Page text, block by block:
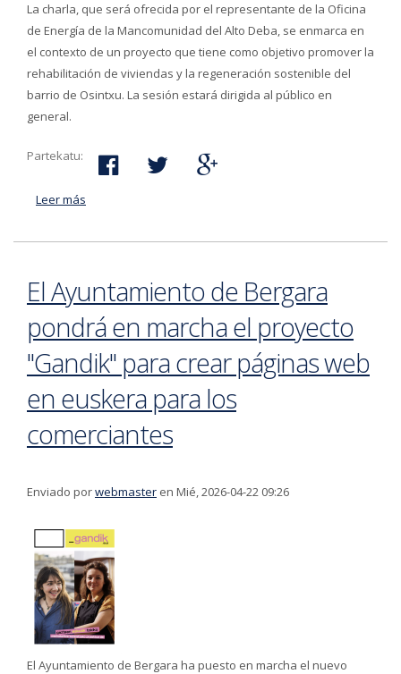
La charla, que será ofrecida por el representante de la Oficina
de Energía de la Mancomunidad del Alto Deba, se enmarca en
el contexto de un proyecto que tiene como objetivo promover la
rehabilitación de viviendas y la regeneración sostenible del
barrio de Osintxu. La sesión estará dirigida al público en
general.
Partekatu:
Leer más
El Ayuntamiento de Bergara
pondrá en marcha el proyecto
"Gandik" para crear páginas web
en euskera para los
comerciantes
Enviado porwebmaster en Mié, 2026-04-22 09:26
El Ayuntamiento de Bergara ha puesto en marcha el nuevo